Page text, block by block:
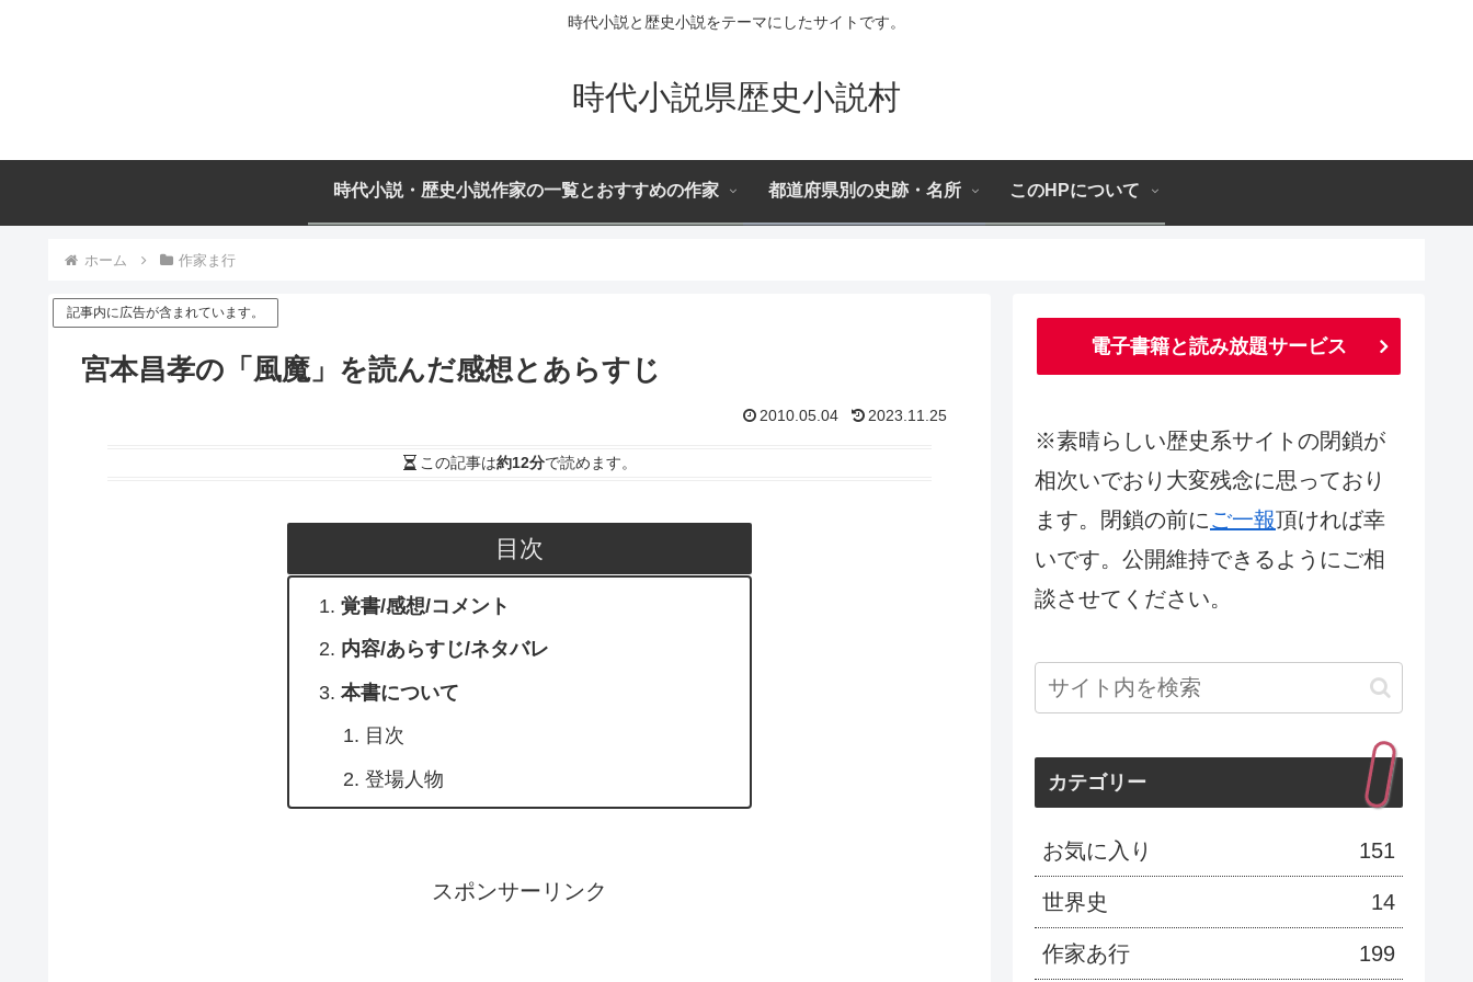
時代小説と歴史小説をテーマにしたサイトです。
時代小説県歴史小説村
時代小説・歴史小説作家の一覧とおすすめの作家 都道府県別の史跡・名所 このHPについて
ホーム 作家ま行
記事内に広告が含まれています。
宮本昌孝の「風魔」を読んだ感想とあらすじ
2010.05.04 2023.11.25
この記事は約12分で読めます。
目次
覚書/感想/コメント
内容/あらすじ/ネタバレ
本書について
目次
登場人物
スポンサーリンク
電子書籍と読み放題サービス
※素晴らしい歴史系サイトの閉鎖が
相次いでおり大変残念に思っており
ます。閉鎖の前にご一報頂ければ幸
いです。公開維持できるようにご相
談させてください。
カテゴリー
お気に入り 151
世界史 14
作家あ行 199